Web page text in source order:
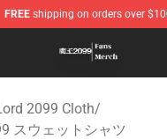
FREE shipping on orders over
2099 Store - Official
2099 Cloth/
スウェットシャツ